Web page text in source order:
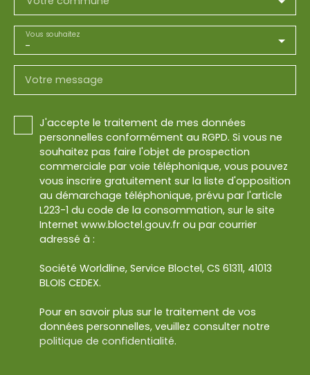
-
Vous souhaitez
Votre message
J'accepte le traitement de mes données
personnelles conformément au RGPD. Si vous ne
souhaitez pas faire l'objet de prospection
commerciale par voie téléphonique, vous pouvez
vous inscrire gratuitement sur la liste d'opposition
au démarchage téléphonique, prévu par l'article
L223-1 du code de la consommation, sur le site
Internet www.bloctel.gouv.fr ou par courrier
adressé à :
Société Worldline, Service Bloctel, CS 61311, 41013
BLOIS CEDEX.
Pour en savoir plus sur le traitement de vos
données personnelles, veuillez consulter notre
politique de confidentialité.